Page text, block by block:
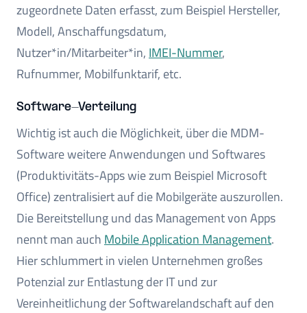
zugeordnete Daten erfasst, zum Beispiel Hersteller,
Modell, Anschaffungsdatum,
Nutzer*in/Mitarbeiter*in, IMEI-Nummer,
Rufnummer, Mobilfunktarif, etc.
Software-Verteilung
Wichtig ist auch die Möglichkeit, über die MDM-
Software weitere Anwendungen und Softwares
(Produktivitäts-Apps wie zum Beispiel Microsoft
Office) zentralisiert auf die Mobilgeräte auszurollen.
Die Bereitstellung und das Management von Apps
nennt man auch Mobile Application Management.
Hier schlummert in vielen Unternehmen großes
Potenzial zur Entlastung der IT und zur
Vereinheitlichung der Softwarelandschaft auf den